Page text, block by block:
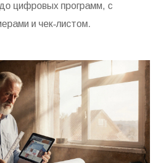
цифровых программ, с
и чек‑листом.